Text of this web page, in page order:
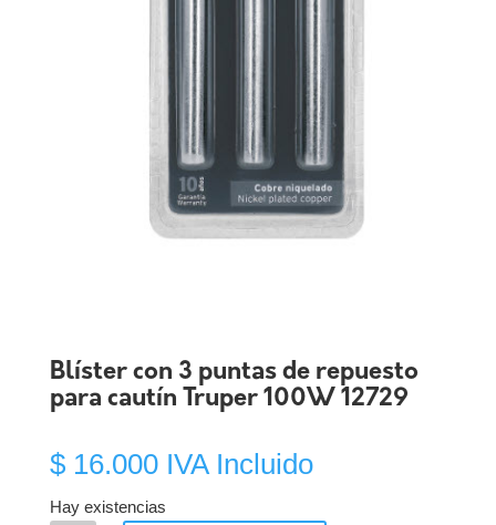
Blíster con 3 puntas de repuesto
para cautín Truper 100W 12729
$16.000 IVA Incluido
Hay existencias